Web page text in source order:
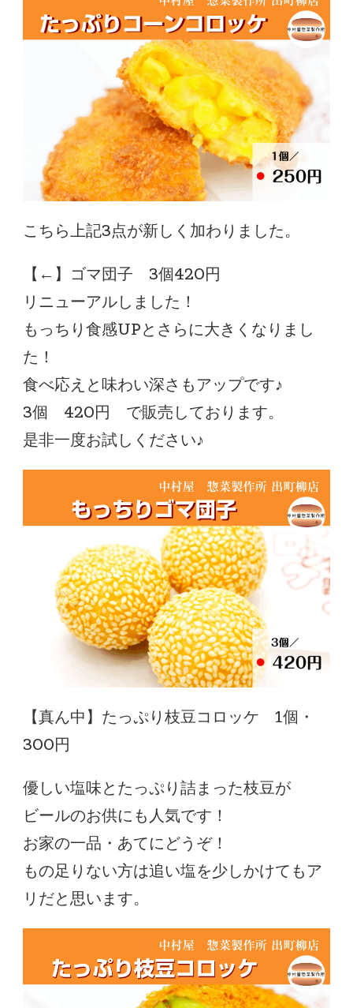
こちら上記3点が新しく加わりました。
【←】ゴマ団子 3個420円
リニューアルしました！
もっちり食感UPとさらに大きくなりまし
た！
食べ応えと味わい深さもアップです♪
3個 420円 で販売しております。
是非一度お試しください♪
【真ん中】たっぷり枝豆コロッケ 1個・
300円
優しい塩味とたっぷり詰まった枝豆が
ビールのお供にも人気です！
お家の一品・あてにどうぞ！
もの足りない方は追い塩を少しかけてもア
リだと思います。